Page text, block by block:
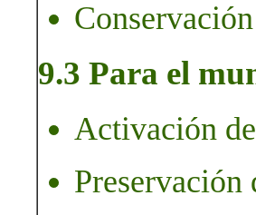
9.3 Para el
Activación